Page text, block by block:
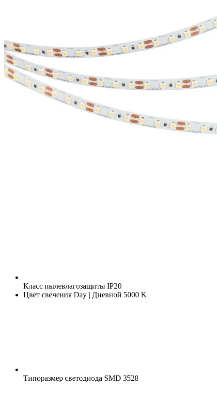
Класс пылевлагозащиты IP20
Цвет свечения Day | Дневной 5000 K
Типоразмер светодиода SMD 3528